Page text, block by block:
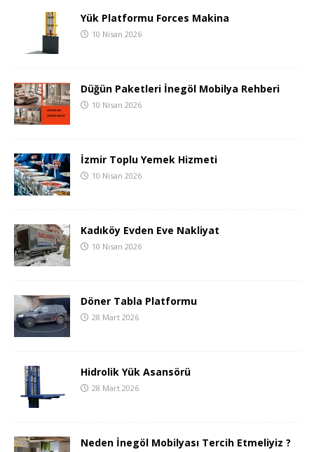
Yük Platformu Forces Makina
10 Nisan 2026
Düğün Paketleri İnegöl Mobilya Rehberi
10 Nisan 2026
İzmir Toplu Yemek Hizmeti
10 Nisan 2026
Kadıköy Evden Eve Nakliyat
10 Nisan 2026
Döner Tabla Platformu
28 Mart 2026
Hidrolik Yük Asansörü
28 Mart 2026
Neden İnegöl Mobilyası Tercih Etmeliyiz ?